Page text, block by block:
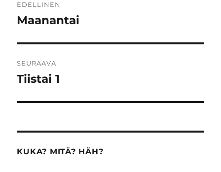
selaus
EDELLINEN
Edellinen
Maanantai
SEURAAVA
Seuraava
Tiistai 1
KUKA? MITÄ? HÄH?